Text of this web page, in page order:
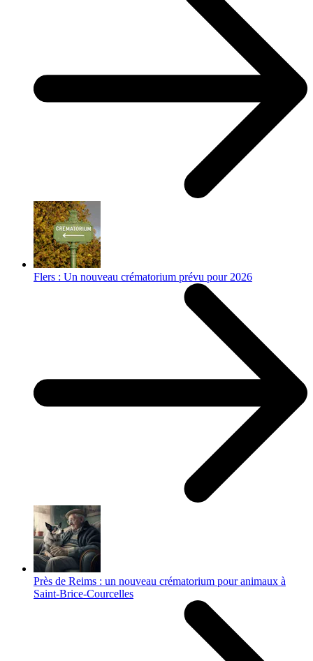
Flers : Un nouveau crématorium prévu pour 2026
Près de Reims : un nouveau crématorium pour animaux à
Saint-Brice-Courcelles